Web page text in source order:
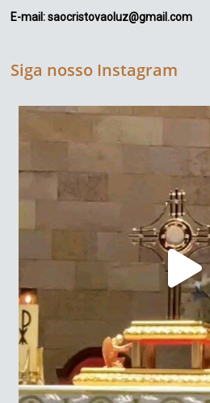
E-mail: saocristovaoluz@gmail.com
Siga nosso Instagram